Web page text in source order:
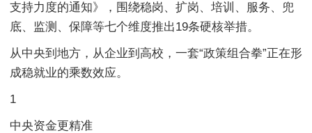
支持力度的通知》，围绕稳岗、扩岗、培训、服务、兜
底、监测、保障等七个维度推出19条硬核举措。
从中央到地方，从企业到高校，一套“政策组合拳”正在形
成稳就业的乘数效应。
1
中央资金更精准